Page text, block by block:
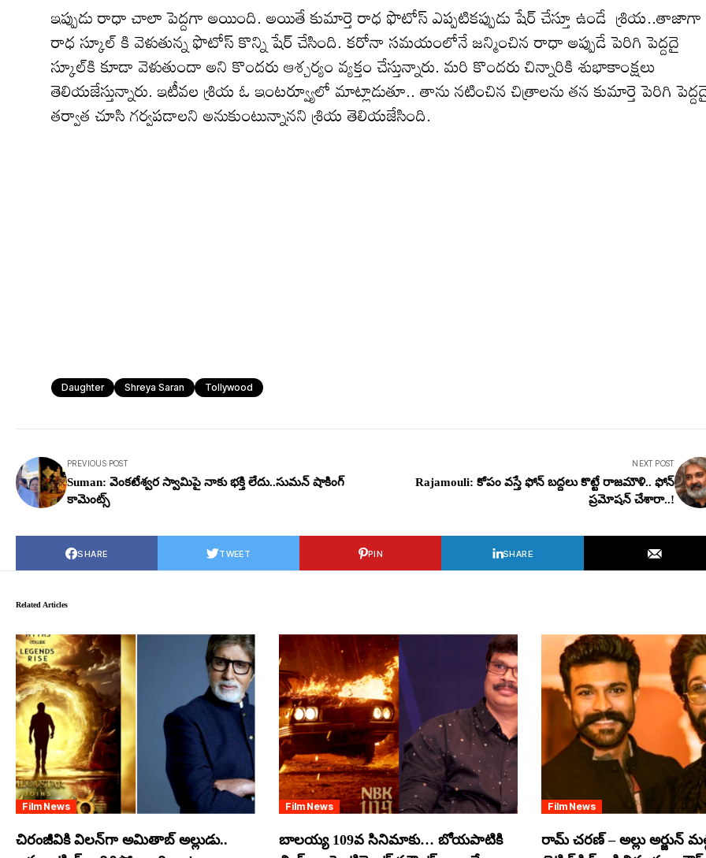
ఇప్పుడు రాధా చాలా పెద్ద‌గా అయింది. అయితే కుమార్తె రాధ ఫొటోస్ ఎప్పటికప్పుడు షేర్ చేస్తూ ఉండే శ్రియ..తాజాగా
రాధ స్కూల్ కి వెళుతున్న ఫొటోస్ కొన్ని షేర్ చేసింది. కరోనా స‌మ‌యంలోనే జ‌న్మించిన రాధా అప్పుడే పెరిగి పెద్ద‌దై
స్కూల్‌కి కూడా వెళుతుందా అని కొంద‌రు ఆశ్చ‌ర్యం వ్య‌క్తం చేస్తున్నారు. మ‌రి కొంద‌రు చిన్నారికి శుభాకాంక్ష‌లు
తెలియ‌జేస్తున్నారు. ఇటీవ‌ల శ్రియ ఓ ఇంట‌ర్వ్యూలో మాట్లాడుతూ.. తాను నటించిన చిత్రాలను తన కుమార్తె పెరిగి
తర్వాత చూసి గర్వపడాలని అనుకుంటున్నాన‌ని శ్రియ తెలియ‌జేసింది.
Daughter Shreya Saran Tollywood
PREVIOUS POST
Suman: వెంక‌టేశ్వ‌ర స్వామిపై నాకు భ‌క్తి లేదు..సుమ‌న్ షాకింగ్
కామెంట్స్
NEXT POST
Rajamouli: కోపం వ‌స్తే ఫోన్ బ‌ద్దలు కొట్టే రాజ‌మౌళి.. ఫోన్
ప్ర‌మోష‌న్ చేశారా..!
SHARE TWEET PIN SHARE
Related Articles
Film News
చిరంజీవికి విలన్‌గా అమితాబ్ అల్లుడు..
Film News
బాలయ్య 109వ సినిమాకు… బోయపాటికి
Film News
రామ్ చరణ్ – అల్లు అర్జున్